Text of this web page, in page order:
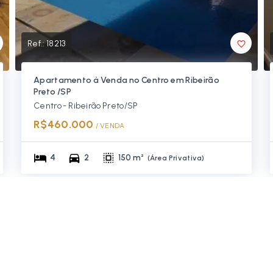
Ref.:18213
Apartamento á Venda no Centro em Ribeirão
Preto /SP
Centro - Ribeirão Preto/SP
R$460.000 / VENDA
4 2 150 m² (Área Privativa)